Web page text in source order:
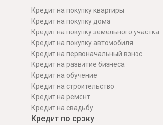
Кредит на покупку квартиры
Кредит на покупку дома
Кредит на покупку земельного участка
Кредит на покупку автомобиля
Кредит на первоначальный взнос
Кредит на развитие бизнеса
Кредит на обучение
Кредит на строительcтво
Кредит на ремонт
Кредит на свадьбу
Кредит по сроку